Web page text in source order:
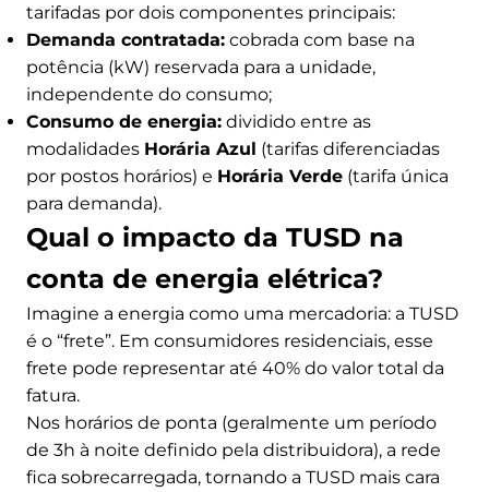
tarifadas por dois componentes principais:
Demanda contratada: cobrada com base na
potência (kW) reservada para a unidade,
independente do consumo;
Consumo de energia: dividido entre as
modalidades Horária Azul (tarifas diferenciadas
por postos horários) e Horária Verde (tarifa única
para demanda).
Qual o impacto da TUSD na
conta de energia elétrica?
Imagine a energia como uma mercadoria: a TUSD
é o “frete”. Em consumidores residenciais, esse
frete pode representar até 40% do valor total da
fatura.
Nos horários de ponta (geralmente um período
de 3h à noite definido pela distribuidora), a rede
fica sobrecarregada, tornando a TUSD mais cara